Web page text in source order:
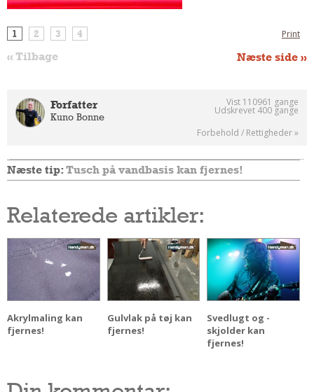
Belægning
Skadedyr
RENGØRING
1 2 3 4
« Tilbage Næste side »
Print
Forfatter
Kuno Bonne
Vist 110961 gange
Udskrevet 400 gange
Forbehold / Rettigheder »
Næste tip: Tusch på vandbasis kan fjernes!
Relaterede artikler:
Akrylmaling kan
fjernes!
Gulvlak på tøj kan
fjernes!
Svedlugt og -
skjolder kan
fjernes!